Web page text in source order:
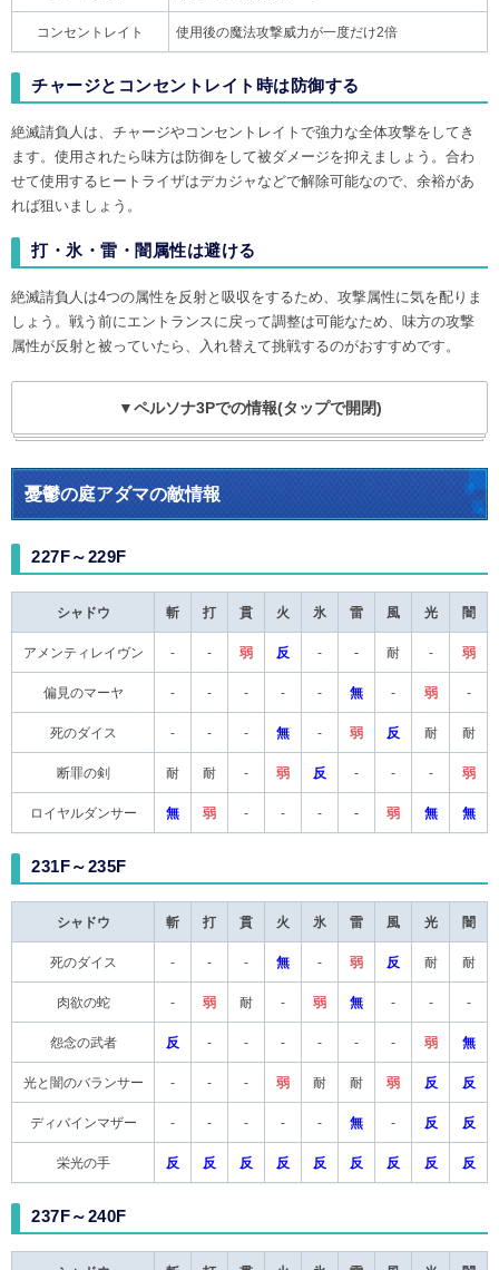
コンセントレイト 使用後の魔法攻撃威力が一度だけ2倍
チャージとコンセントレイト時は防御する
絶滅請負人は、チャージやコンセントレイトで強力な全体攻撃をしてき
ます。使用されたら味方は防御をして被ダメージを抑えましょう。合わ
せて使用するヒートライザはデカジャなどで解除可能なので、余裕があ
れば狙いましょう。
打・氷・雷・闇属性は避ける
絶滅請負人は4つの属性を反射と吸収をするため、攻撃属性に気を配りま
しょう。戦う前にエントランスに戻って調整は可能なため、味方の攻撃
属性が反射と被っていたら、入れ替えて挑戦するのがおすすめです。
▼ペルソナ3Pでの情報(タップで開閉)
憂鬱の庭アダマの敵情報
227F～229F
シャドウ 斬 打 貫 火 氷 雷 風 光 闇
アメンティレイヴン - - 弱 反 - - 耐 - 弱
偏見のマーヤ - - - - - 無 - 弱 -
死のダイス - - - 無 - 弱 反 耐 耐
断罪の剣 耐 耐 - 弱 反 - - - 弱
ロイヤルダンサー 無 弱 - - - - 弱 無 無
231F～235F
シャドウ 斬 打 貫 火 氷 雷 風 光 闇
死のダイス - - - 無 - 弱 反 耐 耐
肉欲の蛇 - 弱 耐 - 弱 無 - - -
怨念の武者 反 - - - - - - 弱 無
光と闇のバランサー - - - 弱 耐 耐 弱 反 反
ディバインマザー - - - - - 無 - 反 反
栄光の手 反 反 反 反 反 反 反 反 反
237F～240F